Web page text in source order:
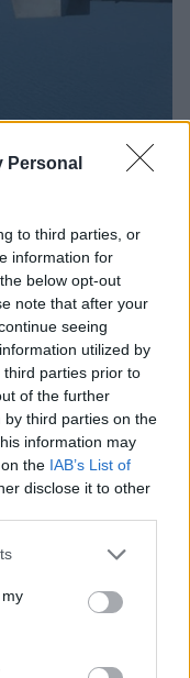
Personal
to third parties, or
information for
below opt-out
note that after your
seeing
utilized by
parties prior to
of the further
third parties on the
information may
the IAB’s List of
disclose it to other
or more Google
You may click to
third-party tags to
in below Google
μιλήσω μαζί
του πιλότου
στη
που
- Νοσηλεύεται στο